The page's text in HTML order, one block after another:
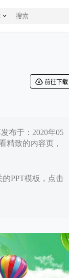
前往下载
布于：2020年05
精致的内容页，
的PPT模板，点击